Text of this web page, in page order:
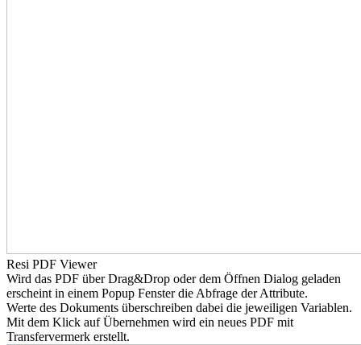
Resi PDF Viewer
Wird das PDF über Drag&Drop oder dem Öffnen Dialog geladen
erscheint in einem Popup Fenster die Abfrage der Attribute.
Werte des Dokuments überschreiben dabei die jeweiligen Variablen.
Mit dem Klick auf Übernehmen wird ein neues PDF mit
Transfervermerk erstellt.